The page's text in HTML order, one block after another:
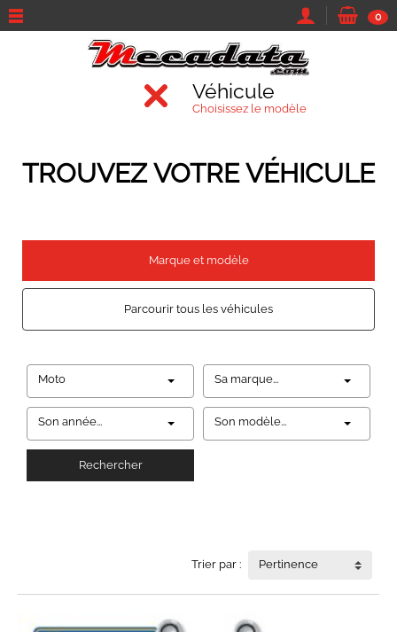
0
Véhicule
Choisissez le modèle
TROUVEZ VOTRE VÉHICULE
Marque et modèle
Parcourir tous les véhicules
Moto Sa marque...
Son année... Son modèle...
Rechercher
Trier par : Pertinence